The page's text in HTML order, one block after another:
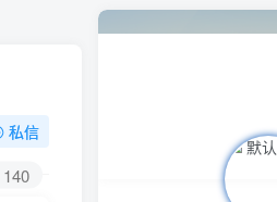
私信
140